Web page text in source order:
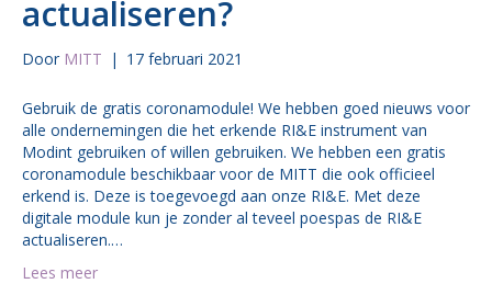
actualiseren?
Door MITT | 17 februari 2021
Gebruik de gratis coronamodule! We hebben goed nieuws voor
alle ondernemingen die het erkende RI&E instrument van
Modint gebruiken of willen gebruiken. We hebben een gratis
coronamodule beschikbaar voor de MITT die ook officieel
erkend is. Deze is toegevoegd aan onze RI&E. Met deze
digitale module kun je zonder al teveel poespas de RI&E
actualiseren.…
Lees meer